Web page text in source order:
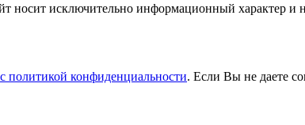
носит исключительно информационный характер и
с политикой конфиденциальности. Если Вы не даете